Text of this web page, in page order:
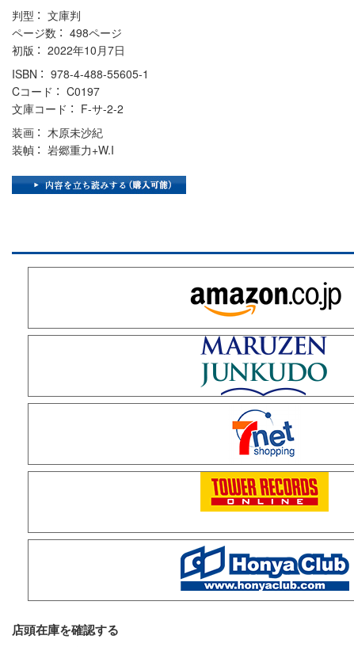
判型
文庫判
ページ数
498ページ
初版
2022年10月7日
ISBN
978-4-488-55605-1
Cコード
C0197
文庫コード
F-サ-2-2
装画
木原未沙紀
装幀
岩郷重力+W.I
店頭在庫を確認する